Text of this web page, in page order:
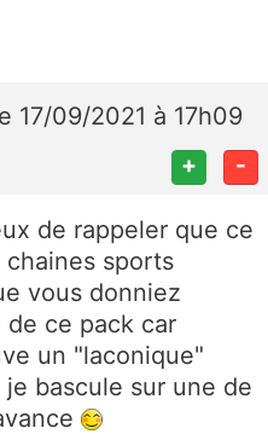
17/09/2021 à 17h09
+ -
de rappeler que ce
chaines sports
vous donniez
ce pack car
un "laconique"
bascule sur une de